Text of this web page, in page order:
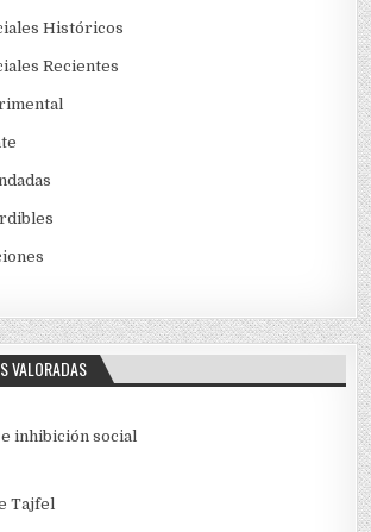
Históricos
Recientes
VALORADAS
inhibición social
Tajfel